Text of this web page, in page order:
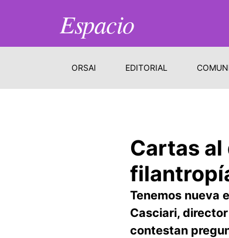
Espacio
ORSAI EDITORIAL
Cartas
Tenemos nueva
Casciari,
contestan